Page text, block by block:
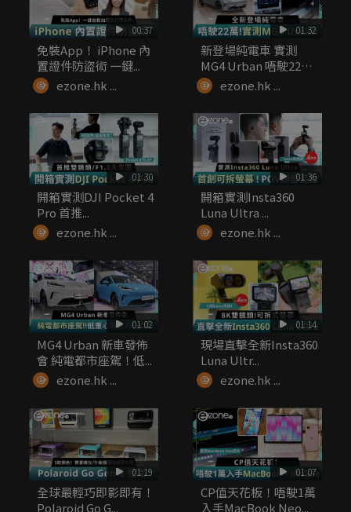
00:37
免裝App！ iPhone 內
置證件防盜術 一鍵...
ezone.hk ...
01:32
新登場純電車 實測
MG4 Urban 唔駛22
萬...
ezone.hk ...
01:30
開箱實測DJI Pocket 4
Pro 首推...
ezone.hk ...
01:36
開箱實測Insta360
Luna Ultra ...
ezone.hk ...
01:02
MG4 Urban 新車發佈
會 純電都市座駕！低...
ezone.hk ...
01:14
現場直擊全新Insta360
Luna Ultr...
ezone.hk ...
01:19
全球最輕巧即影即有！
Polaroid Go G...
01:07
CP值天花板！唔駛1萬
入手MacBook Neo...